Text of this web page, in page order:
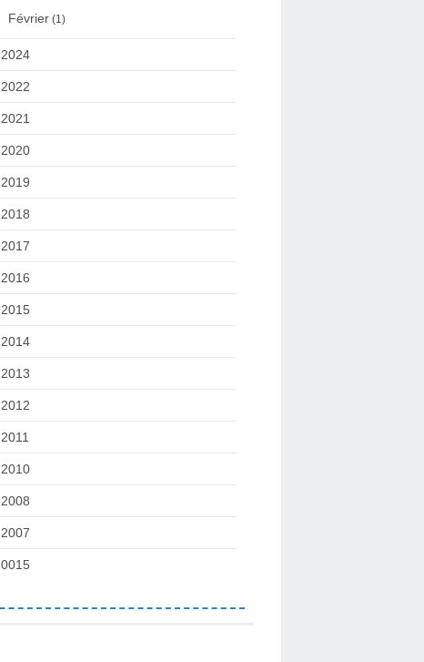
Février (1)
2024
2022
2021
2020
2019
2018
2017
2016
2015
2014
2013
2012
2011
2010
2008
2007
0015